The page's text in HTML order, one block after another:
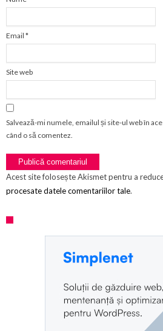
Email *
Site web
Salvează-mi numele, emailul și site-ul web în
când o să comentez.
Acest site folosește Akismet pentru a
procesate datele comentariilor tale.